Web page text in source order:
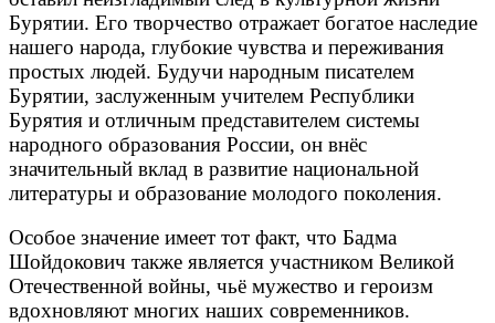
Бурятии. Его творчество отражает богатое наследие
нашего народа, глубокие чувства и переживания
простых людей. Будучи народным писателем
Бурятии, заслуженным учителем Республики
Бурятия и отличным представителем системы
народного образования России, он внёс
значительный вклад в развитие национальной
литературы и образование молодого поколения.
Особое значение имеет тот факт, что Бадма
Шойдокович также является участником Великой
Отечественной войны, чьё мужество и героизм
вдохновляют многих наших современников.